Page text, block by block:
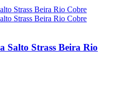
Salto Strass Beira Rio